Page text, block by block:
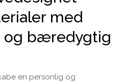
med
og bæredygtig
en personlig og